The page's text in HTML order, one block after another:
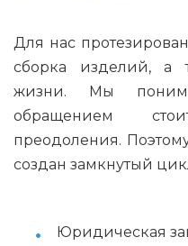
Для нас
сборка изделий, а
жизни. Мы
обращением
преодоления.
создан замкнутый
Юридическая